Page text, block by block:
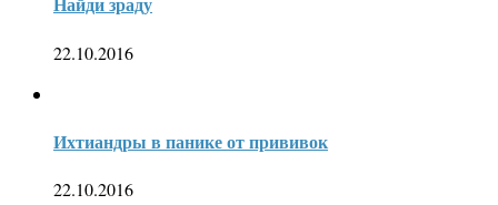
22.10.2016
Ихтиандры в панике от прививок
22.10.2016